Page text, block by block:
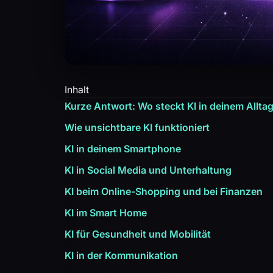
Inhalt
Kurze Antwort: Wo steckt KI in deinem
Wie unsichtbare KI funktioniert
KI in deinem Smartphone
KI in Social Media und Unterhaltung
KI beim Online-Shopping und bei Finanzen
KI im Smart Home
KI für Gesundheit und Mobilität
KI in der Kommunikation